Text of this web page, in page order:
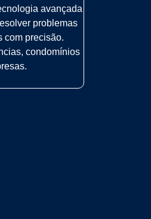
avançada
problemas
com precisão.
condomínios